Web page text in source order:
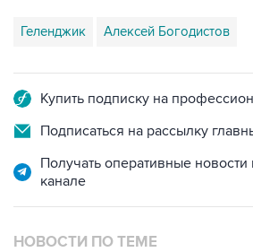
Геленджик Алексей Богодистов
Купить подписку на
Подписаться на рассылку
Получать оперативные
канале
НОВОСТИ ПО ТЕМЕ